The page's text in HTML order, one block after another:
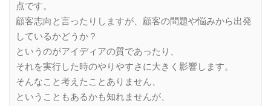
点です。
顧客志向と言ったりしますが、顧客の問題や悩みから出発
しているかどうか？
というのがアイディアの質であったり、
それを実行した時のやりやすさに大きく影響します。
そんなこと考えたことありません、
ということもあるかも知れませんが、